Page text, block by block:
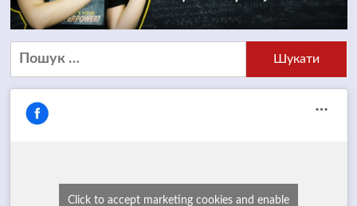
Пошук:
Click to accept marketing cookies and enable